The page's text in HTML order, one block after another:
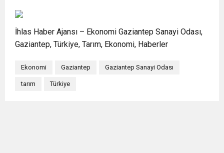
İhlas Haber Ajansı – Ekonomi Gaziantep Sanayi Odası,
Gaziantep, Türkiye, Tarım, Ekonomi, Haberler
Ekonomi Gaziantep Gaziantep Sanayi Odası
tarım Türkiye